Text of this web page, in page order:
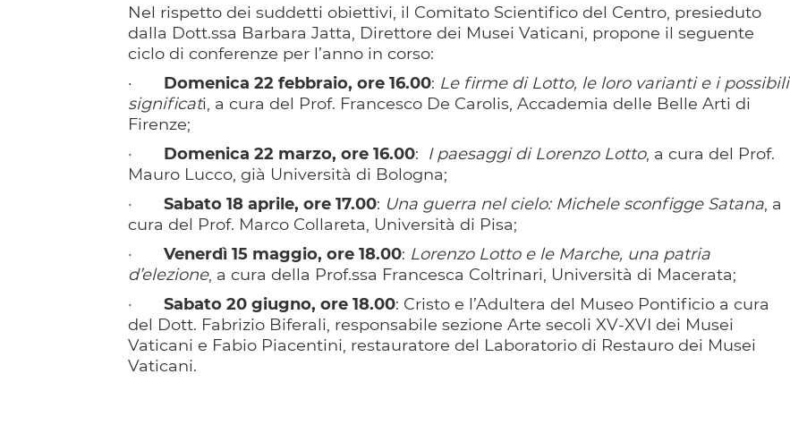
Nel rispetto dei suddetti obiettivi, il Comitato Scientifico del Centro, presieduto
dalla Dott.ssa Barbara Jatta, Direttore dei Musei Vaticani, propone il seguente
ciclo di conferenze per l’anno in corso:
· Domenica 22 febbraio, ore 16.00: Le firme di Lotto, le loro varianti e i possibili
significati, a cura del Prof. Francesco De Carolis, Accademia delle Belle Arti di
Firenze;
· Domenica 22 marzo, ore 16.00: I paesaggi di Lorenzo Lotto, a cura del Prof.
Mauro Lucco, già Università di Bologna;
· Sabato 18 aprile, ore 17.00: Una guerra nel cielo: Michele sconfigge Satana, a
cura del Prof. Marco Collareta, Università di Pisa;
· Venerdì 15 maggio, ore 18.00: Lorenzo Lotto e le Marche, una patria
d’elezione, a cura della Prof.ssa Francesca Coltrinari, Università di Macerata;
· Sabato 20 giugno, ore 18.00: Cristo e l’Adultera del Museo Pontificio a cura
del Dott. Fabrizio Biferali, responsabile sezione Arte secoli XV-XVI dei Musei
Vaticani e Fabio Piacentini, restauratore del Laboratorio di Restauro dei Musei
Vaticani.